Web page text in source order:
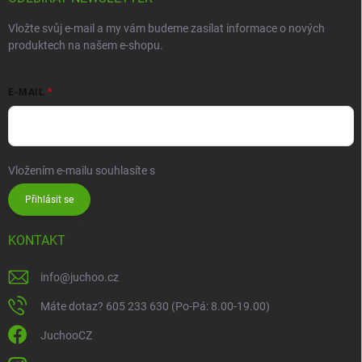
Vložte svůj e-mail a my vám budeme zasílat informace o nových
produktech na našem e-shopu.
E-MAIL
Vložením e-mailu souhlasíte s
Přihlásit se
KONTAKT
info@juchoo.cz
Máte dotaz? 605 233 630 (Po-Pá: 8.00-19.00)
JuchooCZ